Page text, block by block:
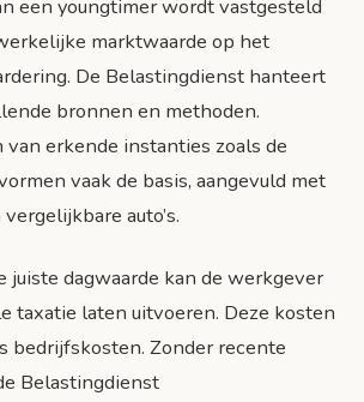
een youngtimer wordt vastgesteld
marktwaarde op het
De Belastingdienst hanteert
bronnen en methoden.
erkende instanties zoals de
vaak de basis, aangevuld met
auto’s.
juiste dagwaarde kan de werkgever
taxatie laten uitvoeren. Deze kosten
bedrijfskosten. Zonder recente
Belastingdienst